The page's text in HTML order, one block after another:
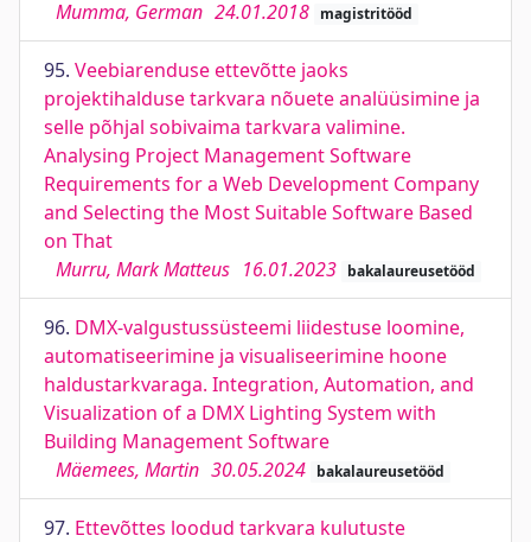
Mumma, German 24.01.2018 magistritööd
95. Veebiarenduse ettevõtte jaoks
projektihalduse tarkvara nõuete analüüsimine ja
selle põhjal sobivaima tarkvara valimine.
Analysing Project Management Software
Requirements for a Web Development Company
and Selecting the Most Suitable Software Based
on That
Murru, Mark Matteus 16.01.2023 bakalaureusetööd
96. DMX-valgustussüsteemi liidestuse loomine,
automatiseerimine ja visualiseerimine hoone
haldustarkvaraga. Integration, Automation, and
Visualization of a DMX Lighting System with
Building Management Software
Mäemees, Martin 30.05.2024 bakalaureusetööd
97. Ettevõttes loodud tarkvara kulutuste